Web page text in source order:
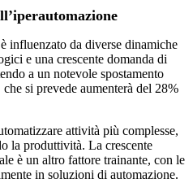
influenzato da diverse dinamiche
e una crescente domanda di
a un notevole spostamento
si prevede aumenterà del 28%
attività più complesse,
la produttività. La crescente
è un altro fattore trainante, con le
in soluzioni di automazione.